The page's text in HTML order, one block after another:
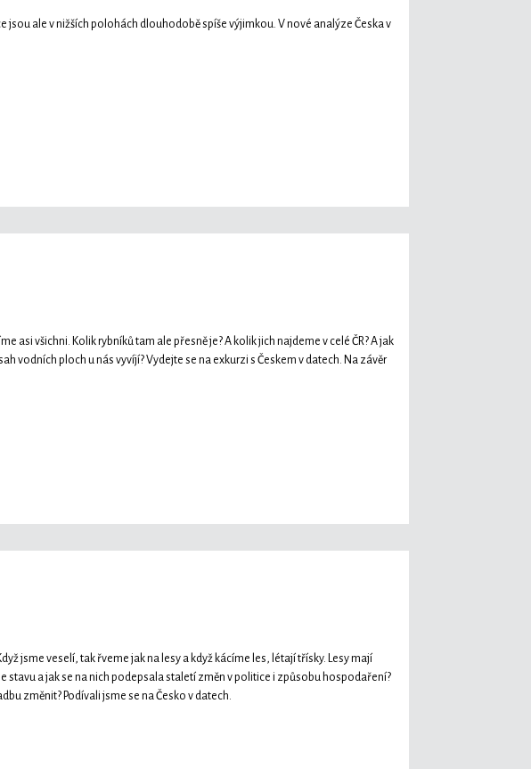
jsou ale v nižších polohách dlouhodobě spíše výjimkou. V nové analýze Česka v
asi všichni. Kolik rybníků tam ale přesně je? A kolik jich najdeme v celé ČR? A jak
vodních ploch u nás vyvíjí? Vydejte se na exkurzi s Českem v datech. Na závěr
jsme veselí, tak řveme jak na lesy a když kácíme les, létají třísky. Lesy mají
stavu a jak se na nich podepsala staletí změn v politice i způsobu hospodaření?
změnit? Podívali jsme se na Česko v datech.